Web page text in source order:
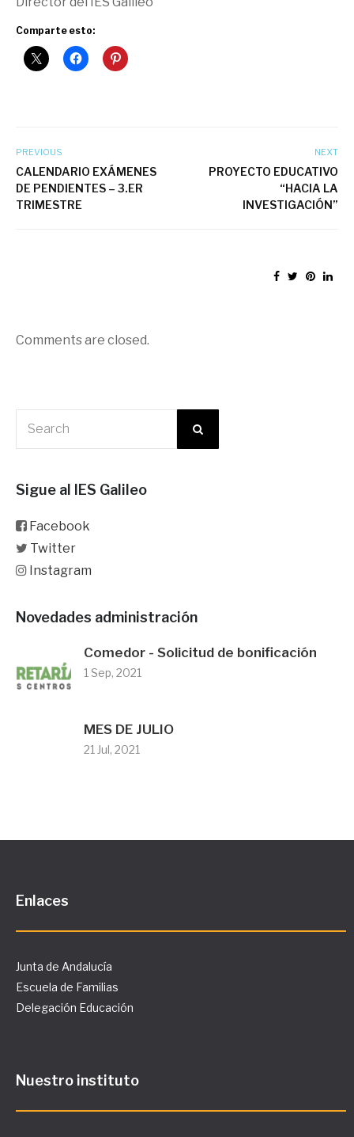
Comparte esto:
PREVIOUS
CALENDARIO EXÁMENES
DE PENDIENTES – 3.ER
TRIMESTRE
NEXT
PROYECTO EDUCATIVO
“HACIA LA
INVESTIGACIÓN”
Comments are closed.
Sigue al IES Galileo
Facebook
Twitter
Instagram
Novedades administración
Comedor - Solicitud de bonificación
1 Sep, 2021
MES DE JULIO
21 Jul, 2021
Enlaces
Junta de Andalucía
Escuela de Familias
Delegación Educación
Nuestro instituto